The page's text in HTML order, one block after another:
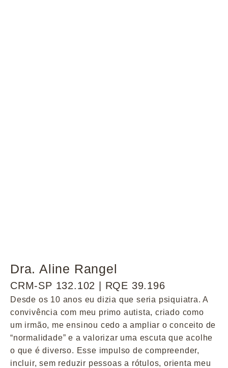
Dra. Aline Rangel
CRM-SP 132.102 | RQE 39.196
Desde os 10 anos eu dizia que seria psiquiatra. A
convivência com meu primo autista, criado como
um irmão, me ensinou cedo a ampliar o conceito de
“normalidade” e a valorizar uma escuta que acolhe
o que é diverso. Esse impulso de compreender,
incluir, sem reduzir pessoas a rótulos, orienta meu